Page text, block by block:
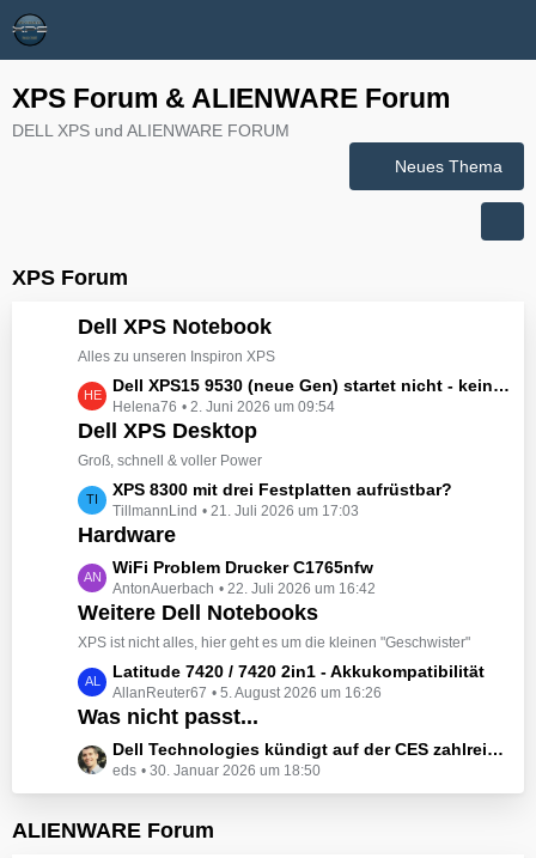
XPS Forum & ALIENWARE Forum
DELL XPS und ALIENWARE FORUM
Neues Thema
XPS Forum
Dell XPS Notebook
Alles zu unseren Inspiron XPS
L
e
t
z
e
B
i
r
ä
g
e
Dell XPS15 9530 (neue Gen) startet nicht - kein booten, kein Licht - nichts tut sich - hat jemand eine Idee wie man ihn zum Leben erwecken könnte?
Helena76 2. Juni 2026 um 09:54
Dell XPS Desktop
Groß, schnell & voller Power
L
e
t
z
t
e
B
i
r
ä
g
XPS 8300 mit drei Festplatten aufrüstbar?
TillmannLind 21. Juli 2026 um 17:03
Hardware
L
e
t
z
e
B
i
ä
WiFi Problem Drucker C1765nfw
AntonAuerbach 22. Juli 2026 um 16:42
Weitere Dell Notebooks
XPS ist nicht alles, hier geht es um die kleinen "Geschwister"
L
e
t
z
t
e
e
Latitude 7420 / 7420 2in1 - Akkukompatibilität
AllanReuter67 5. August 2026 um 16:26
Was nicht passt...
L
e
t
z
Dell Technologies kündigt auf der CES zahlreiche Alienware-Neuheiten an
eds 30. Januar 2026 um 18:50
ALIENWARE Forum